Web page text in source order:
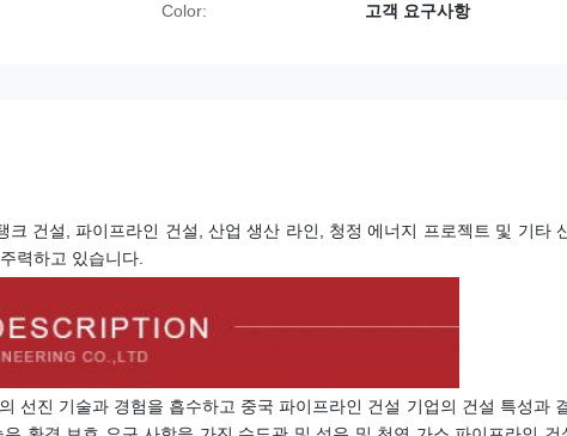
Color: 고객 요구사항
건설, 파이프라인 건설, 산업 생산 라인, 청정 에너지 프로젝트 및 기타
력하고 있습니다.
선진 기술과 경험을 흡수하고 중국 파이프라인 건설 기업의 건설 특성과